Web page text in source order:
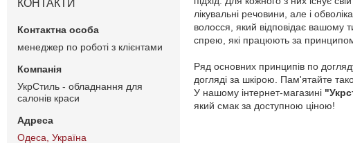
лікувальні речовини, але і
волосся, який відповідає вашому
спрею, які працюють за
Ряд основних принципів по
догляді за шкірою. Пам'ятайте
У нашому інтернет-магазині
який смак за доступною ціною!
КОНТАКТИ
менеджер по роботі з клієнтами
УкрСтиль - обладнання для
салонів краси
Одеса, Україна